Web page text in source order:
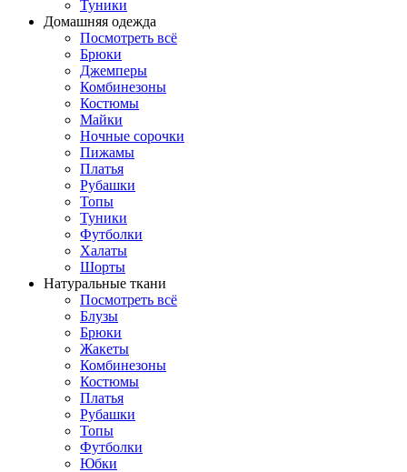
Туники
Домашняя одежда
Посмотреть всё
Брюки
Джемперы
Комбинезоны
Костюмы
Майки
Ночные сорочки
Пижамы
Платья
Рубашки
Топы
Туники
Футболки
Халаты
Шорты
Натуральные ткани
Посмотреть всё
Блузы
Брюки
Жакеты
Комбинезоны
Костюмы
Платья
Рубашки
Топы
Футболки
Юбки